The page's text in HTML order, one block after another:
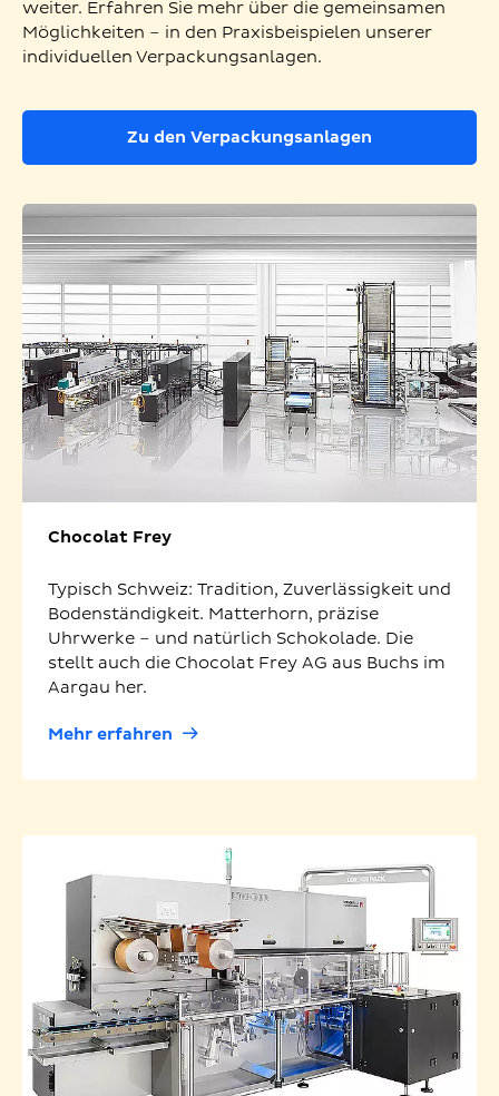
weiter. Erfahren Sie mehr über die gemeinsamen
Möglichkeiten – in den Praxisbeispielen unserer
individuellen Verpackungsanlagen.
Zu den Verpackungsanlagen
Chocolat Frey
Typisch Schweiz: Tradition, Zuverlässigkeit und
Bodenständigkeit. Matterhorn, präzise
Uhrwerke – und natürlich Schokolade. Die
stellt auch die Chocolat Frey AG aus Buchs im
Aargau her.
Mehr erfahren